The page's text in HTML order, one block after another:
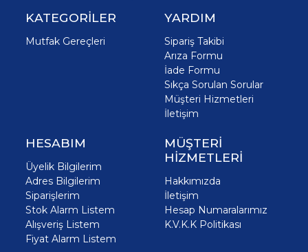
KATEGORİLER
Mutfak Gereçleri
YARDIM
Sipariş Takibi
Arıza Formu
İade Formu
Sıkça Sorulan Sorular
Müşteri Hizmetleri
İletişim
HESABIM
Üyelik Bilgilerim
Adres Bilgilerim
Siparişlerim
Stok Alarm Listem
Alışveriş Listem
Fiyat Alarm Listem
MÜŞTERİ
HİZMETLERİ
Hakkımızda
İletişim
Hesap Numaralarımız
K.V.K.K Politikası